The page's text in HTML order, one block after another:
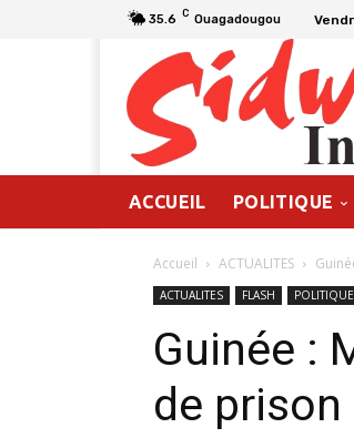
35.6 C Ouagadougou
ACCUEIL POLITIQUE
Accueil ACTUALITES
ACTUALITES FLASH POLITIQUE
Guinée :
de prison